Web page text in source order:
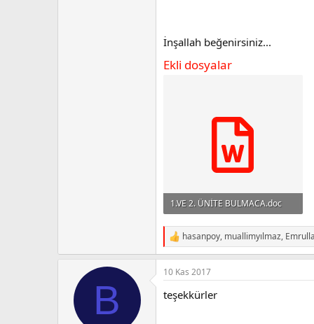
İnşallah beğenirsiniz...
Ekli dosyalar
1.VE 2. ÜNİTE BULMACA.doc
32 KB · Görüntüleme: 2,142
R
e
a
c
i
hasanpoy, muallimyılmaz,
B
10 Kas 2017
teşekkürler